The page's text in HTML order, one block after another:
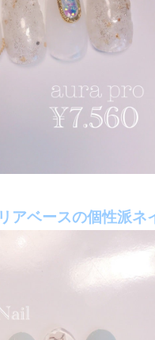
アベースの個性派ネ